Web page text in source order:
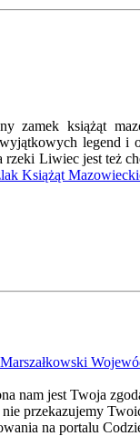
książąt
legend i
Liwiec jest też
Książąt
nam jest Twoja
przekazujemy
na portalu